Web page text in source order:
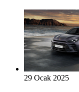
29 Ocak 2025